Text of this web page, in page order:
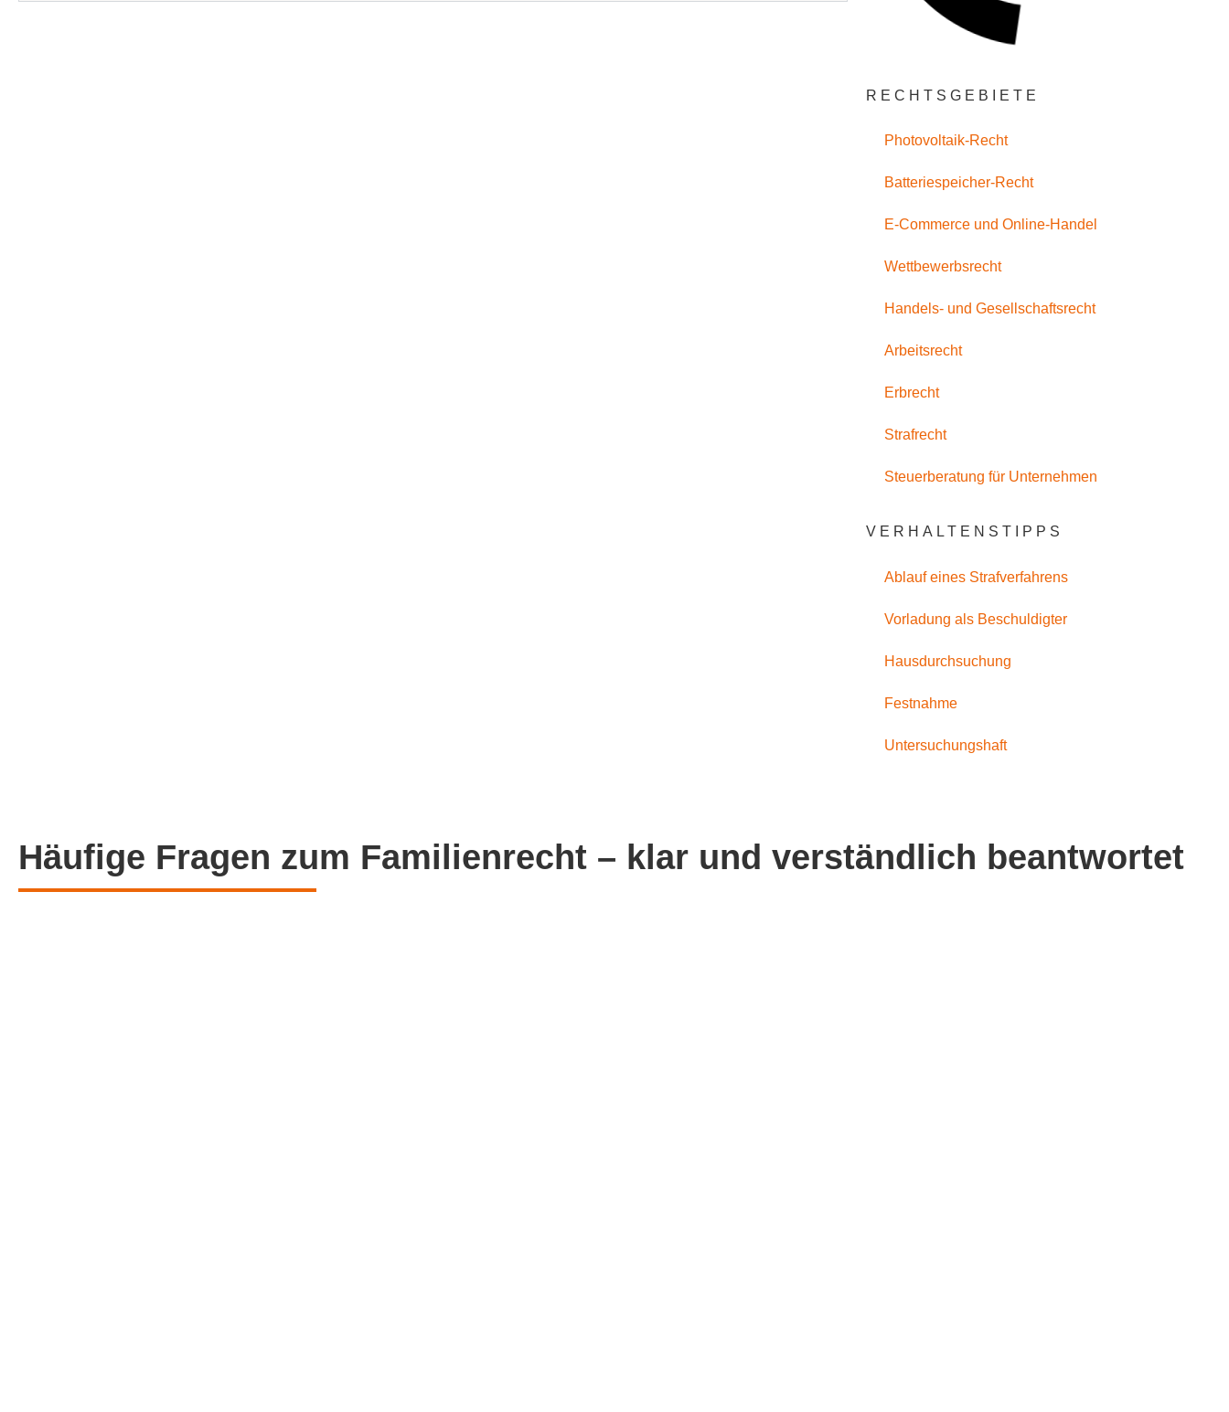
RECHTSGEBIETE
Photovoltaik-Recht
Batteriespeicher-Recht
E-Commerce und Online-Handel
Wettbewerbsrecht
Handels- und Gesellschaftsrecht
Arbeitsrecht
Erbrecht
Strafrecht
Steuerberatung für Unternehmen
VERHALTENSTIPPS
Ablauf eines Strafverfahrens
Vorladung als Beschuldigter
Hausdurchsuchung
Festnahme
Untersuchungshaft
Häufige Fragen zum Familienrecht – klar und verständlich beantwortet